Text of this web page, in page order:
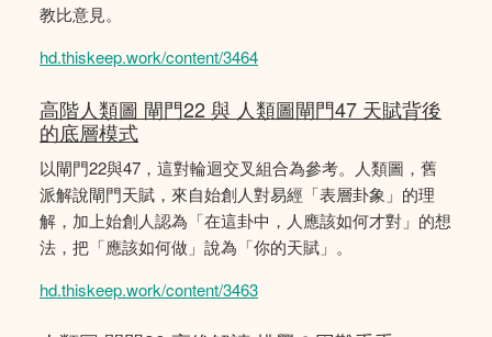
教比意見。
hd.thiskeep.work/content/3464
高階人類圖 閘門22 與 人類圖閘門47 天賦背後
的底層模式
以閘門22與47，這對輪迴交叉組合為參考。人類圖，舊
派解說閘門天賦，來自始創人對易經「表層卦象」的理
解，加上始創人認為「在這卦中，人應該如何才對」的想
法，把「應該如何做」說為「你的天賦」。
hd.thiskeep.work/content/3463